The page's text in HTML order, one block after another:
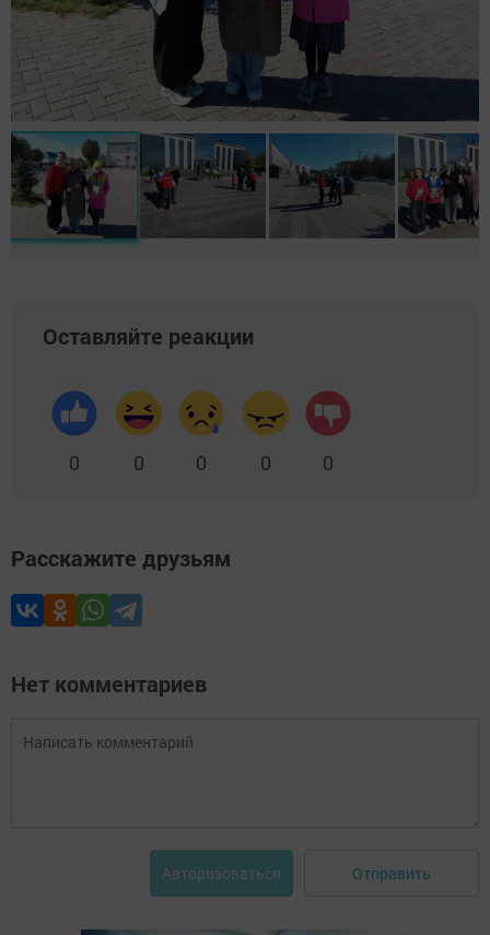
Оставляйте реакции
0 0 0 0 0
Расскажите друзьям
Нет комментариев
Авторизоваться Отправить